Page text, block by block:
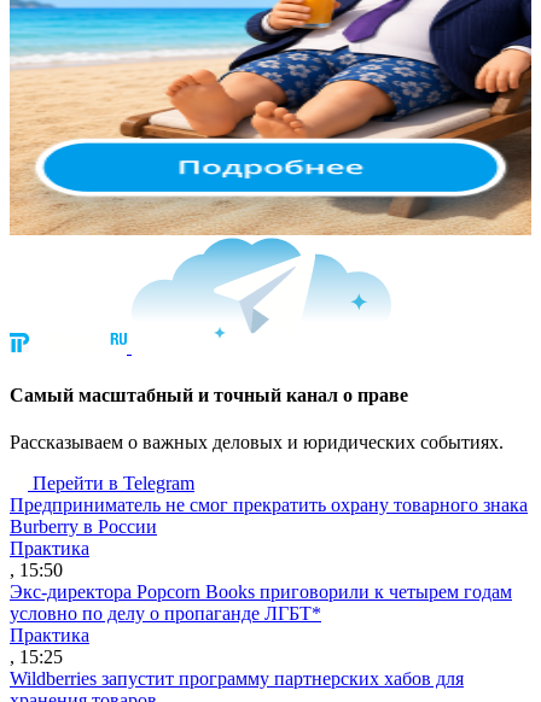
Cамый масштабный и точный канал о праве
Рассказываем о важных деловых и юридических событиях.
Перейти в Telegram
Предприниматель не смог прекратить охрану товарного знака
Burberry в России
Практика
, 15:50
Экс-директора Popcorn Books приговорили к четырем годам
условно по делу о пропаганде ЛГБТ*
Практика
, 15:25
Wildberries запустит программу партнерских хабов для